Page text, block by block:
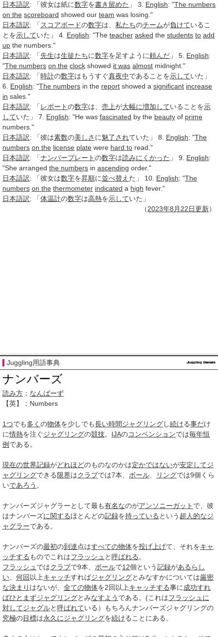
日本語訳: 「彼女は紙に数字を書き留めた 」 3. English: "The numbers
on the scoreboard showed our team was losing."
日本語訳: 「 スコアボードの数字は、 私たちのチームが負けているこ
とを示していた」 4. English: "The teacher asked the students to add
up the numbers."
日本語訳: 「先生は生徒たちに数字を足すように頼んだ 」 5. English:
"The numbers on the clock showed it was almost midnight."
日本語訳: 「時計の数字はもうすぐ真夜中であることを示していた」
6. English: "The numbers in the report showed a significant increase
in sales."
日本語訳: 「 レポートの数字は、 売上が大幅に増加していることを示
していた」 7. English: "He was fascinated by the beauty of prime
numbers."
日本語訳: 「彼は素数の美しさ に魅了されていた」 8. English: "The
numbers on the license plate were hard to read."
日本語訳: 「ナンバープレートの数字は読みにくかった 」 9. English:
"She arranged the numbers in ascending order."
日本語訳: 「彼女は数字を昇順に並べ替え た」 10. English: "The
numbers on the thermometer indicated a high fever."
日本語訳: 「体温計の数字は高熱を示していた」
（2023年8月22日更新）
Juggling用語事典
ナンバーズ
読み方 ： なんばーず
【英】：Numbers
1つでも多く の物体を少しでも長い時間ジャグリングし続ける事だけ
に情熱を注ぐジャグリングの競技。 IJAのコンベンションでは毎年恒
例 である。
現在の世界記録がどれほどのものなのかは定かではないが安定してジ
ャグリングできる 限界はクラブでは7本、 ボール リングでは9個くら
いであろう 。
ナンバーズジャグラーとして最も有名なのがアンソニーガット で、彼
はナンバーズに関するほとんどの記録を持っている という 超人的なジ
ャグラーである。
ナンバーズの最初の到達点はすべての物体を投げ上げて、それをキャ
ッチする ものでこれはフラッシュ と呼ばれる 。
フラッシュ ではクラブで9本、 ボールで12個という記録があるらし
い。 何回 以上キャッチすればジャグリングとみなすかについては厳密
な決まり はないが、 全ての物体を2回以上キャッチする事に成功すれ
ばひとまずジャグリングとみなすよう である。(これはフラッシュ に
対してジャグルと呼ばれている）もちろんナンバーズジャグリングの
究極の目標は永久にジャグリングを続けることにある。